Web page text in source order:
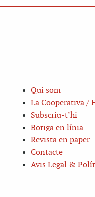
Qui som
La Cooperativa /
Subscriu-t’hi
Botiga en línia
Revista en paper
Contacte
Avis Legal &